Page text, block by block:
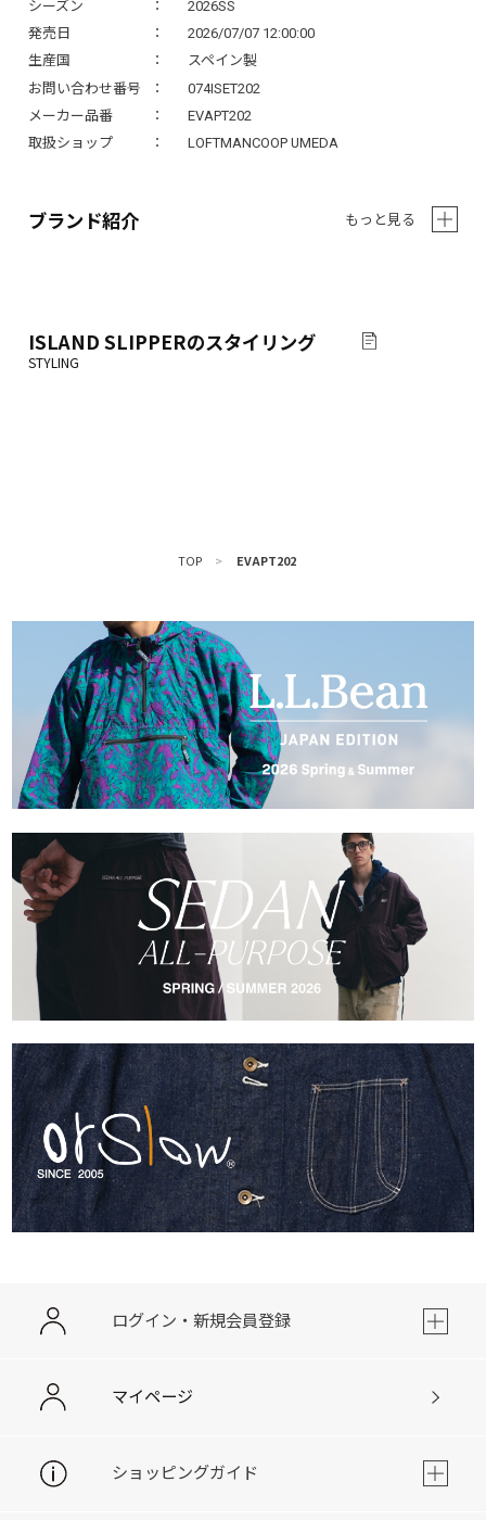
シーズン
2026SS
発売日
2026/07/07 12:00:00
生産国
スペイン製
お問い合わせ番号
074ISET202
メーカー品番
EVAPT202
取扱ショップ
LOFTMANCOOP UMEDA
ブランド紹介 もっと見る
ISLAND SLIPPERのスタイリング
TOP > EVAPT202
ログイン・新規会員登録
マイページ
ショッピングガイド